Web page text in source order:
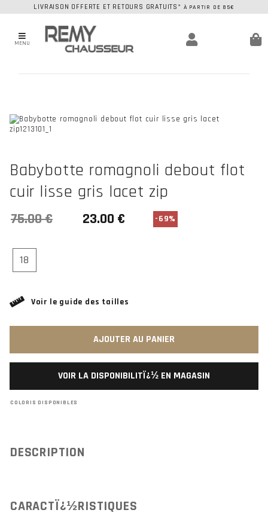
LIVRAISON OFFERTE ET RETOURS GRATUITS* À PARTIR DE 85€
MENU
Babybotte romagnoli debout flot
cuir lisse gris lacet zip
-69%
18
Voir le guide des tailles
AJOUTER AU PANIER
VOIR LA DISPONIBILITÏ¿½ EN MAGASIN
COLORIS DISPONIBLES
DESCRIPTION
CARACTÏ¿½RISTIQUES